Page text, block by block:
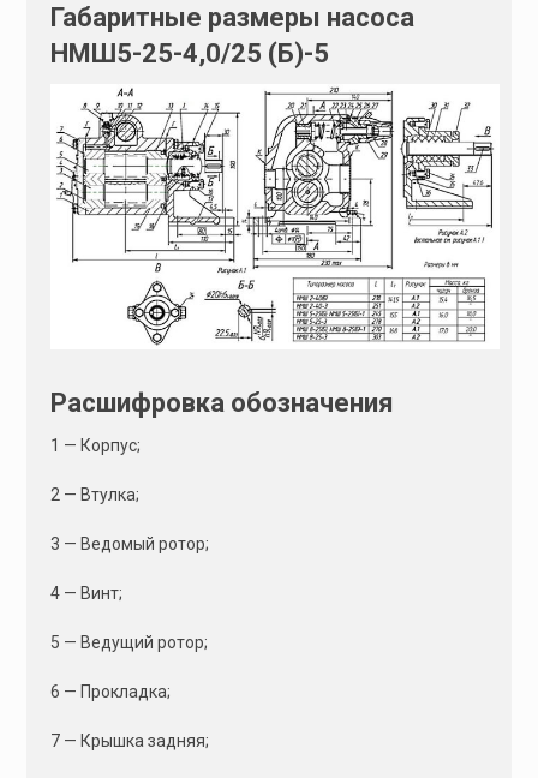
Габаритные размеры насоса
НМШ5-25-4,0/25 (Б)-5
Расшифровка обозначения
1 — Корпус;
2 — Втулка;
3 — Ведомый ротор;
4 — Винт;
5 — Ведущий ротор;
6 — Прокладка;
7 — Крышка задняя;